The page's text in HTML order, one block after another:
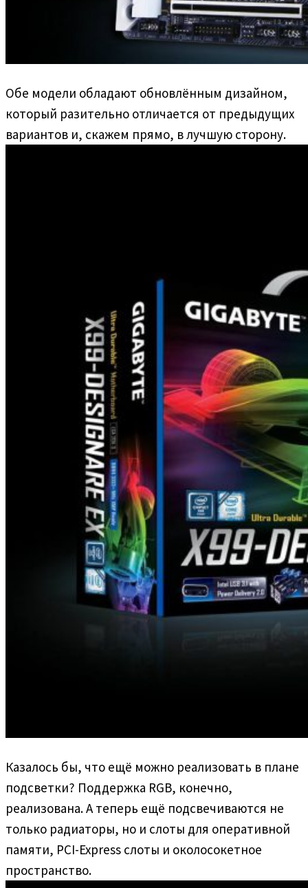
Обе модели обладают обновлённым дизайном,
который разительно отличается от предыдущих
вариантов и, скажем прямо, в лучшую сторону.
Казалось бы, что ещё можно реализовать в плане
подсветки? Поддержка RGB, конечно,
реализована. А теперь ещё подсвечиваются не
только радиаторы, но и слоты для оперативной
памяти, PCI-Express слоты и околосокетное
пространство.